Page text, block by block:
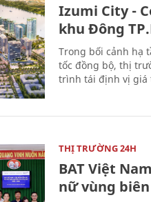
Izumi City -
khu Đông
Trong bối cảnh hạ
tốc đồng bộ, thị
trình tái định vị giá
THỊ TRƯỜNG 24H
BAT Việt
nữ vùng